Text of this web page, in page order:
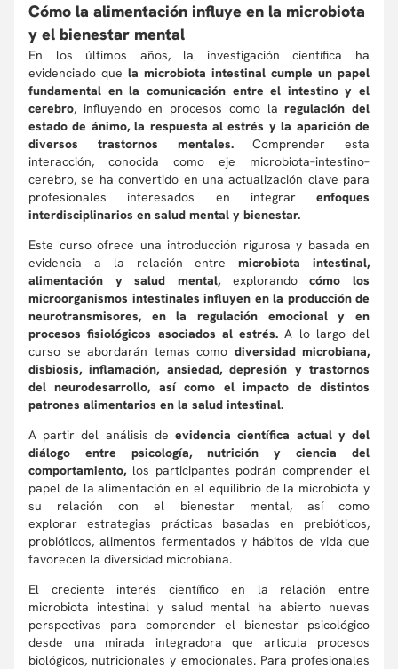
Cómo la alimentación influye en la microbiota
y el bienestar mental
En los últimos años, la investigación científica ha
evidenciado que la microbiota intestinal cumple un papel
fundamental en la comunicación entre el intestino y el
cerebro, influyendo en procesos como laregulación del
estado de ánimo, la respuesta al estrés y la aparición de
diversos trastornos mentales.Comprender esta
interacción, conocida como eje microbiota–intestino–
cerebro, se ha convertido en una actualización clave para
profesionales interesados en integrarenfoques
interdisciplinarios en salud mental y bienestar.
Este curso ofrece una introducción rigurosa y basada en
evidencia a la relación entremicrobiota intestinal,
alimentación y salud mental, explorandocómo los
microorganismos intestinales influyen en la producción de
neurotransmisores, en la regulación emocional y en
procesos fisiológicos asociados al estrés.A lo largo del
curso se abordarán temas como diversidad microbiana,
disbiosis, inflamación, ansiedad, depresión y trastornos
del neurodesarrollo, así como el impacto de distintos
patrones alimentarios en la salud intestinal.
A partir del análisis deevidencia científica actual y del
diálogo entre psicología, nutrición y ciencia del
comportamiento, los participantes podrán comprender el
papel de la alimentación en el equilibrio de la microbiota y
su relación con el bienestar mental, así como
explorar estrategias prácticas basadas en prebióticos,
probióticos, alimentos fermentados y hábitos de vida que
favorecen la diversidad microbiana.
El creciente interés científico en la relación entre
microbiota intestinal y salud mental ha abierto nuevas
perspectivas para comprender el bienestar psicológico
desde una mirada integradora que articula procesos
biológicos, nutricionales y emocionales. Para profesionales